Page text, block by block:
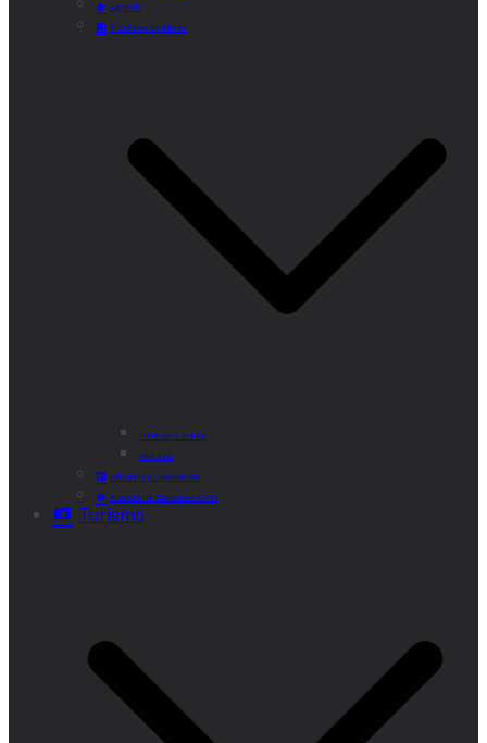
Agenda
Préstamo de Libros
Punto de Lectura
Bibliobús
Velatorio y Cementerio
Atención al Ciudadano CAM
Turismo